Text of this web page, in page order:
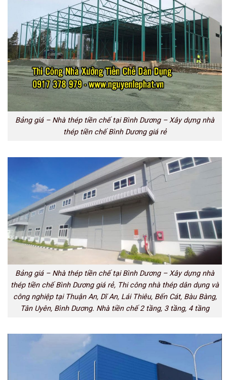
Bảng giá – Nhà thép tiền chế tại Bình Dương – Xây dựng nhà
thép tiền chế Bình Dương giá rẻ
Bảng giá – Nhà thép tiền chế tại Bình Dương – Xây dựng nhà
thép tiền chế Bình Dương giá rẻ, Thi công nhà thép dân dụng và
công nghiệp tại Thuận An, Dĩ An, Lái Thiêu, Bến Cát, Bàu Bàng,
Tân Uyên, Bình Dương. Nhà tiền chế 2 tầng, 3 tầng, 4 tầng